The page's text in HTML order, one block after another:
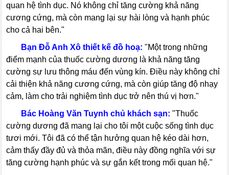
quan hệ tình dục. Nó không chỉ tăng cường khả năng
cương cứng, mà còn mang lại sự hài lòng và hạnh phúc
cho cả hai bên."
Bạn Đỗ Anh Xô thiết kế đồ hoạ: "Một trong những
điểm mạnh của thuốc cường dương là khả năng tăng
cường sự lưu thông máu đến vùng kín. Điều này không chỉ
cải thiện khả năng cương cứng, mà còn giúp tăng độ nhạy
cảm, làm cho trải nghiệm tình dục trở nên thú vị hơn."
Bác Hoàng Văn Tuynh chủ khách sạn: "Thuốc
cường dương đã mang lại cho tôi một cuộc sống tình dục
tươi mới. Tôi đã có thể tận hưởng quan hệ kéo dài hơn,
cảm thấy đầy đủ và thỏa mãn, điều này đồng nghĩa với sự
tăng cường hạnh phúc và sự gắn kết trong mối quan hệ."